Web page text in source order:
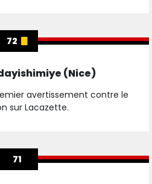
72
(Nice)
avertissement contre le
sur Lacazette.
71